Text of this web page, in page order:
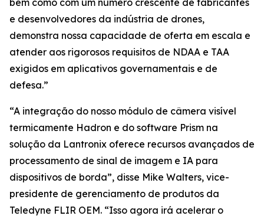
bem como com um número crescente de fabricantes
e desenvolvedores da indústria de drones,
demonstra nossa capacidade de oferta em escala e
atender aos rigorosos requisitos de NDAA e TAA
exigidos em aplicativos governamentais e de
defesa.”
“A integração do nosso módulo de câmera visível
termicamente Hadron e do software Prism na
solução da Lantronix oferece recursos avançados de
processamento de sinal de imagem e IA para
dispositivos de borda”, disse Mike Walters, vice-
presidente de gerenciamento de produtos da
Teledyne FLIR OEM. “Isso agora irá acelerar o